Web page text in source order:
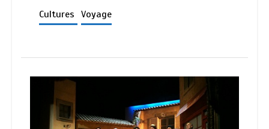
Cultures Voyage